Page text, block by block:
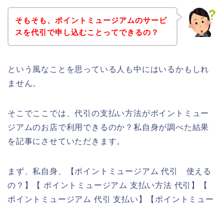
そもそも、ポイントミュージアムのサービ
スを代引で申し込むことってできるの？
という風なことを思っている人も中にはいるかもしれ
ません。
そこでここでは、代引の支払い方法がポイントミュー
ジアムのお店で利用できるのか？私自身が調べた結果
を記事にさせていただきます。
まず、私自身、【ポイントミュージアム 代引 使える
の？】【 ポイントミュージアム 支払い方法 代引】【
ポイントミュージアム 代引 支払い】【ポイントミュー